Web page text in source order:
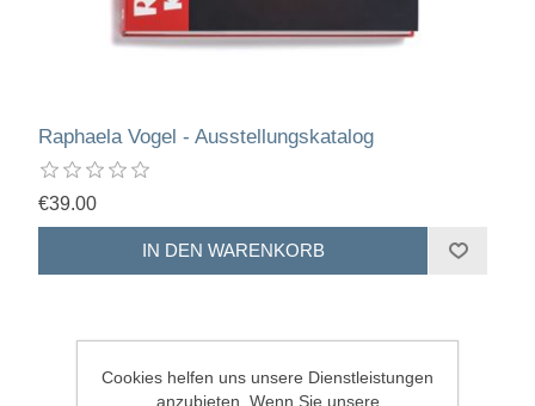
Raphaela Vogel - Ausstellungskatalog
€39.00
Cookies helfen uns unsere Dienstleistungen
anzubieten. Wenn Sie unsere